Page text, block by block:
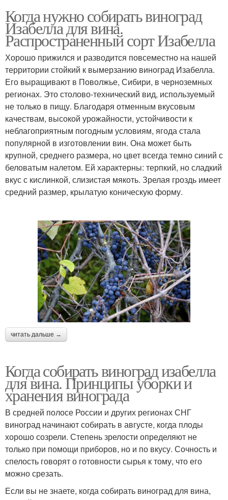
Когда нужно собирать виноград
Изабелла для вина.
Распространенный сорт Изабелла
Хорошо прижился и разводится повсеместно на нашей
территории стойкий к вымерзанию виноград Изабелла.
Его выращивают в Поволжье, Сибири, в черноземных
регионах. Это столово-технический вид, используемый
не только в пищу. Благодаря отменным вкусовым
качествам, высокой урожайности, устойчивости к
неблагоприятным погодным условиям, ягода стала
популярной в изготовлении вин. Она может быть
крупной, среднего размера, но цвет всегда темно синий с
беловатым налетом. Ей характерны: терпкий, но сладкий
вкус с кислинкой, слизистая мякоть. Зрелая гроздь имеет
средний размер, крылатую коническую форму.
читать дальше →
Когда собирать виноград изабелла
для вина. Принципы уборки и
хранения винограда
В средней полосе России и других регионах СНГ
виноград начинают собирать в августе, когда плоды
хорошо созрели. Степень зрелости определяют не
только при помощи приборов, но и по вкусу. Сочность и
спелость говорят о готовности сырья к тому, что его
можно срезать.
Если вы не знаете, когда собирать виноград для вина,